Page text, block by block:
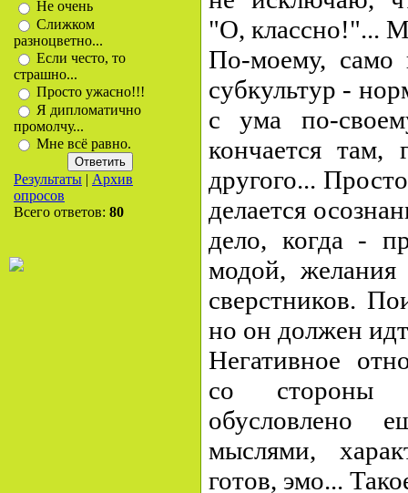
Не очень
Слижком
разноцветно...
Если често, то
страшно...
Просто ужасно!!!
Я дипломатично
промолчу...
Мне всё равно.
Результаты | Архив
опросов
Всего ответов: 80
"О, классно!"...
По-моему, само
субкультур -
с ума по-
кончается там,
другого...
делается
дело, когда -
модой, желания
сверстников.
но он должен
Негативное
со стороны
обусловлено
мыслями,
готов, эмо...